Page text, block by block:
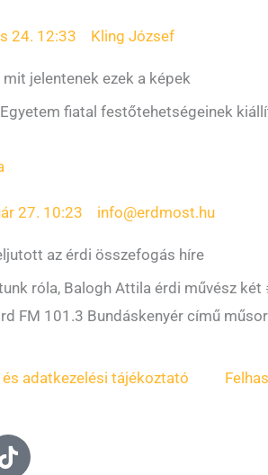
24. 12:33 Kling József
mit jelentenek ezek a képek
fiatal festőtehetségeinek
27. 10:23 info@erdmost.hu
az érdi összefogás híre
róla, Balogh Attila érdi művész
FM 101.3 Bundáskenyér című
adatkezelési tájékoztató
T
i